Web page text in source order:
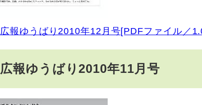
広報ゆうばり2010年12月号[PDFファイル／
広報ゆうばり2010年11月号